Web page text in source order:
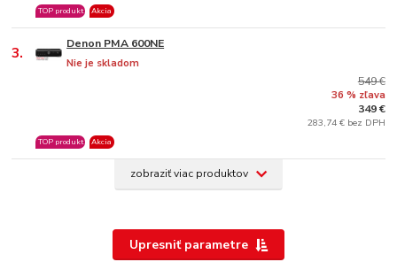
TOP produkt Akcia
3. Denon PMA 600NE
Nie je skladom
TOP produkt Akcia
549 €
36 % zľava
349 €
283,74 € bez DPH
zobraziť viac produktov
Upresniť parametre